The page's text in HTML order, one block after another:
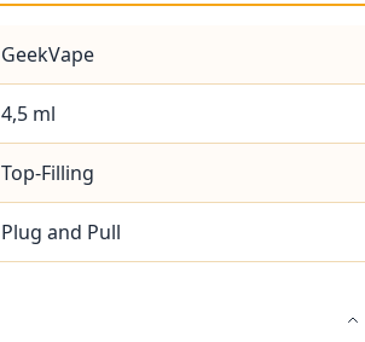
GeekVape
4,5 ml
Top-Filling
Plug and Pull